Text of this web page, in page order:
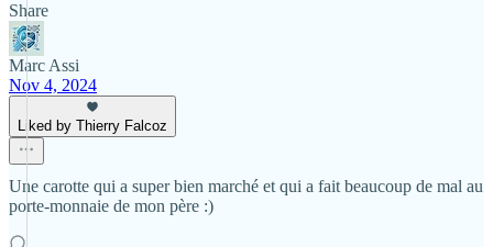
Share
Marc Assi
Nov 4, 2024
Liked by Thierry Falcoz
Une carotte qui a super bien marché et qui a fait beaucoup de mal au
porte-monnaie de mon père :)